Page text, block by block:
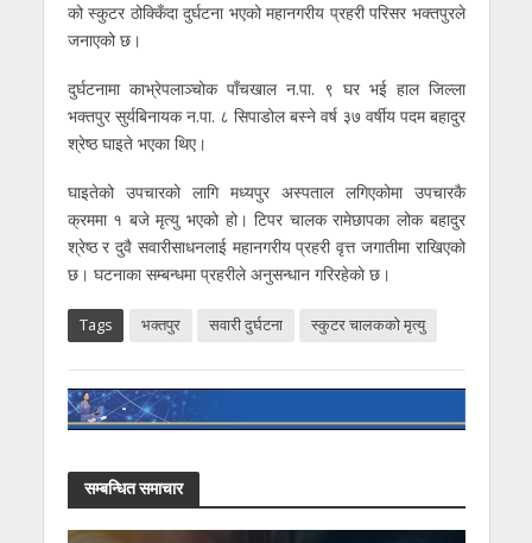
को स्कुटर ठोक्किँदा दुर्घटना भएको महानगरीय प्रहरी परिसर भक्तपुरले
जनाएको छ।
दुर्घटनामा काभ्रेपलाञ्चोक पाँचखाल न.पा. ९ घर भई हाल जिल्ला
भक्तपुर सुर्यबिनायक न.पा. ८ सिपाडोल बस्ने वर्ष ३७ वर्षीय पदम बहादुर
श्रेष्ठ घाइते भएका थिए।
घाइतेको उपचारको लागि मध्यपुर अस्पताल लगिएकोमा उपचारकै
क्रममा १ बजे मृत्यु भएको हो। टिपर चालक रामेछापका लोक बहादुर
श्रेष्ठ र दुवै सवारीसाधनलाई महानगरीय प्रहरी वृत्त जगातीमा राखिएको
छ। घटनाका सम्बन्धमा प्रहरीले अनुसन्धान गरिरहेकाे छ।
Tags भक्तपुर सवारी दुर्घटना स्कुटर चालककाे मृत्यु
सम्बन्धित समाचार